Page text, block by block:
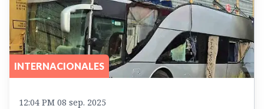
INTERNACIONALES
12:04 PM 08 sep. 2025